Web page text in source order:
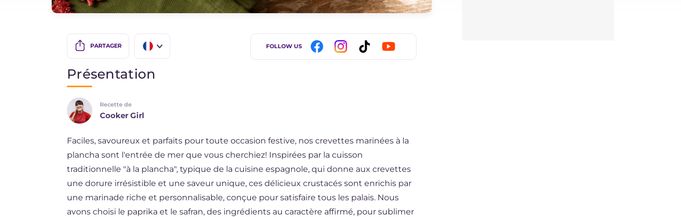
YouTube
PARTAGER
BR
FOLLOW US
Présentation
Recette de
Cooker Girl
Faciles, savoureux et parfaits pour toute occasion festive, nos crevettes marinées à la
plancha sont l'entrée de mer que vous cherchiez! Inspirées par la cuisson
traditionnelle "à la plancha", typique de la cuisine espagnole, qui donne aux crevettes
une dorure irrésistible et une saveur unique, ces délicieux crustacés sont enrichis par
une marinade riche et personnalisable, conçue pour satisfaire tous les palais. Nous
avons choisi le paprika et le safran, des ingrédients au caractère affirmé, pour sublimer